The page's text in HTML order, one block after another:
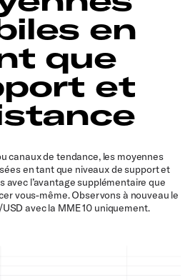
en
que
et
canaux de tendance, les moyennes
en tant que niveaux de support et
avec l’avantage supplémentaire que
vous-même. Observons à nouveau le
avec la MME 10 uniquement.